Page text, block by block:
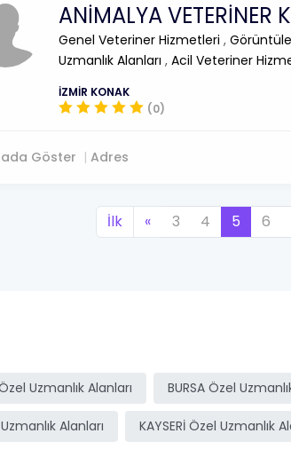
ANİMALYA VETERİNER
Genel Veteriner Hizmetleri ,
Uzmanlık Alanları , Acil Veteriner
İZMİR KONAK
(0)
Göster Adres
İlk « 3 4 5 6
Uzmanlık Alanları BURSA Özel
Alanları KAYSERİ Özel Uzmanlık